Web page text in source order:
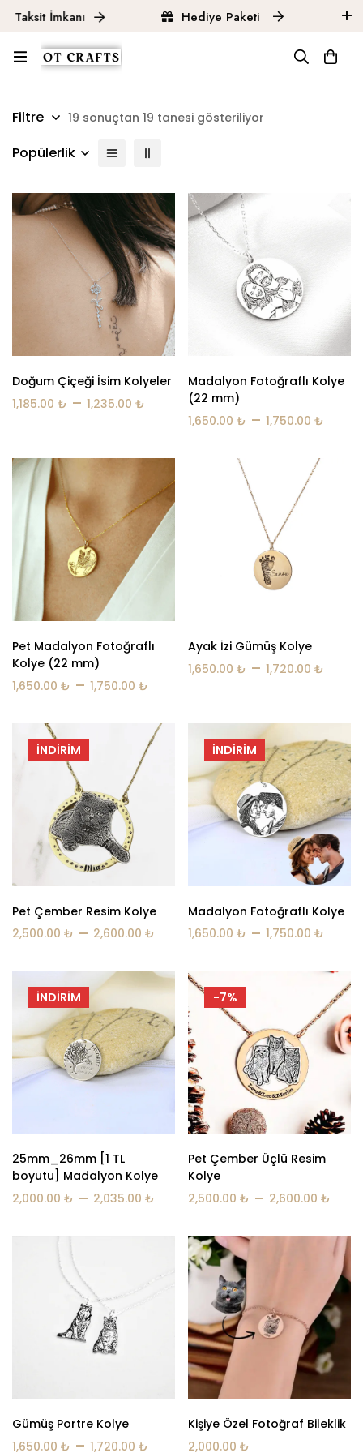
Taksit İmkanı Hediye Paketi
Ana Sayfa
Filtre 19 sonuçtan 19 tanesi gösteriliyor
Popülerlik
Doğum Çiçeği İsim Kolyeler
1,185.00 ₺ – 1,235.00 ₺
Madalyon Fotoğraflı Kolye
(22 mm)
1,650.00 ₺ – 1,750.00 ₺
Pet Madalyon Fotoğraflı
Kolye (22 mm)
1,650.00 ₺ – 1,750.00 ₺
Ayak İzi Gümüş Kolye
1,650.00 ₺ – 1,720.00 ₺
İNDIRIM
Pet Çember Resim Kolye
2,500.00 ₺ – 2,600.00 ₺
İNDIRIM
Madalyon Fotoğraflı Kolye
1,650.00 ₺ – 1,750.00 ₺
İNDIRIM
25mm_26mm [1 TL
boyutu] Madalyon Kolye
2,000.00 ₺ – 2,035.00 ₺
-7%
Pet Çember Üçlü Resim
Kolye
2,500.00 ₺ – 2,600.00 ₺
Gümüş Portre Kolye
1,650.00 ₺ – 1,720.00 ₺
Kişiye Özel Fotoğraf Bileklik
2,000.00 ₺